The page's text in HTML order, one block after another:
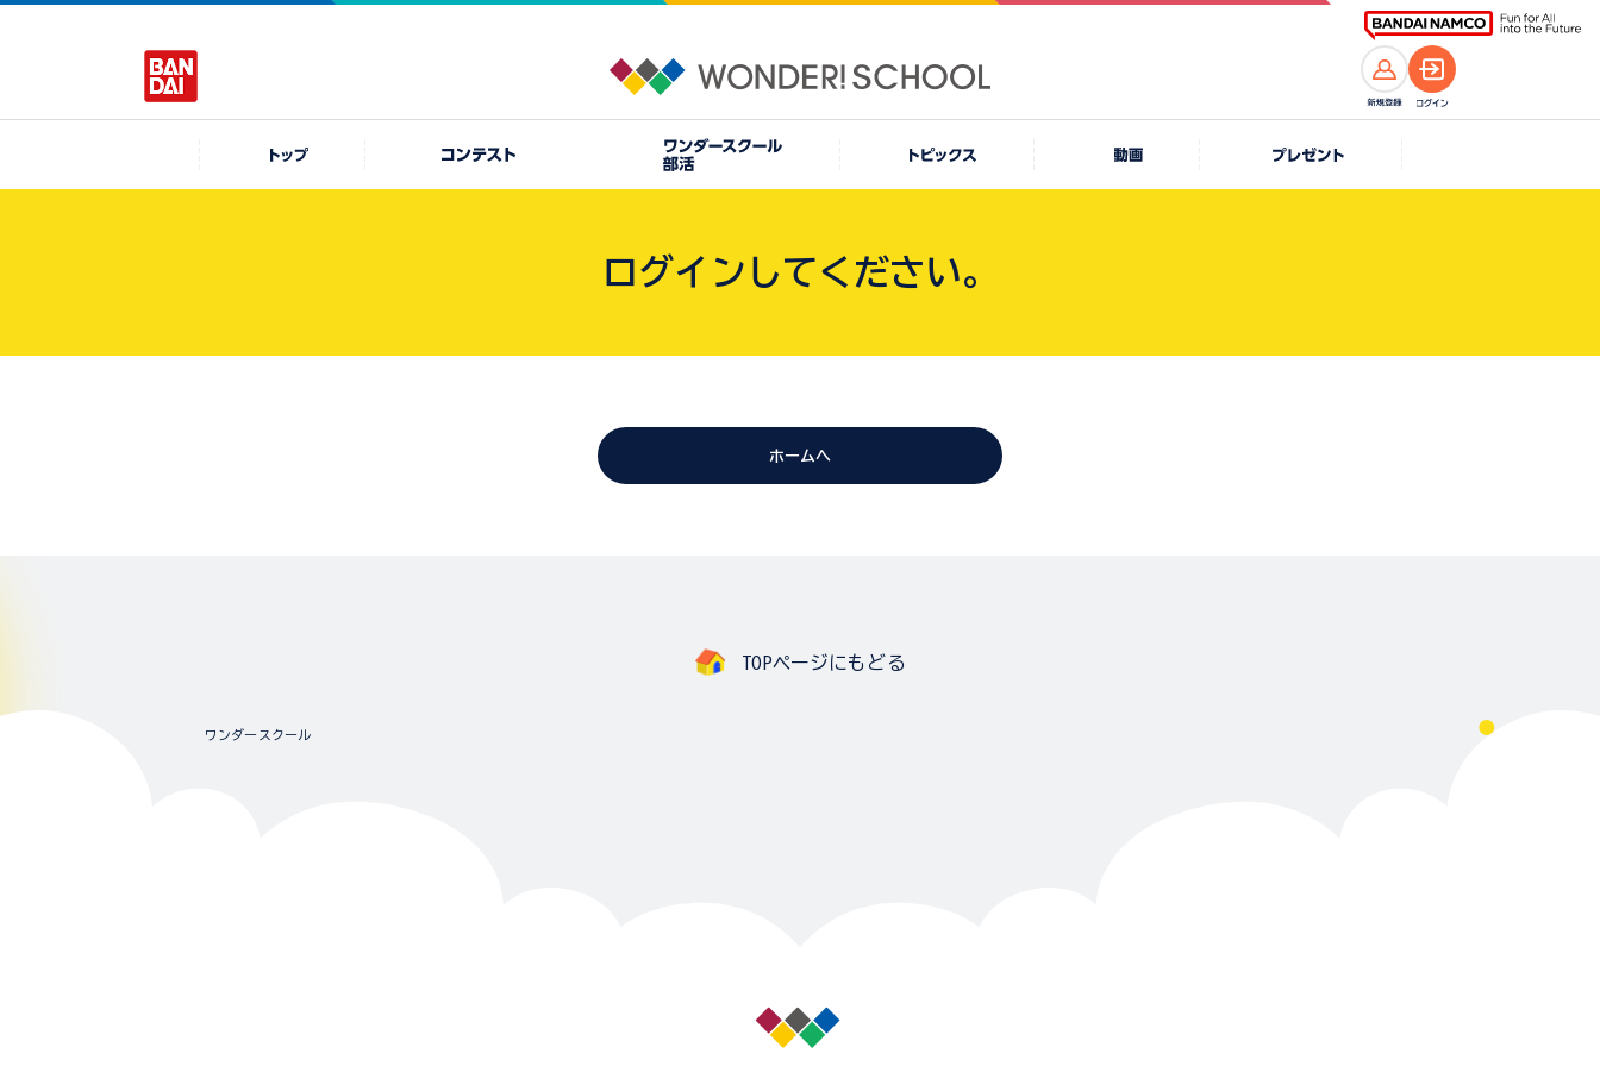
ログインしてください。
ホームへ
TOPページにもどる
ワンダースクール